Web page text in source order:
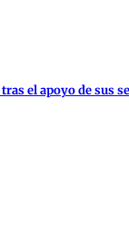
el apoyo de sus